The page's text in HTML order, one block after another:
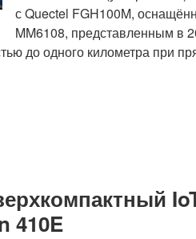
с Quectel FGH100M,
MM6108, представленным в
до одного километра при
410E